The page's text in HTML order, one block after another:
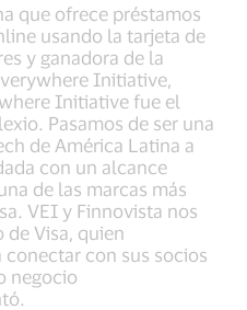
que ofrece préstamos
usando la tarjeta de
y ganadora de la
Initiative,
Initiative fue el
Pasamos de ser una
de América Latina a
con un alcance
de las marcas más
VEI y Finnovista nos
Visa, quien
con sus socios
negocio